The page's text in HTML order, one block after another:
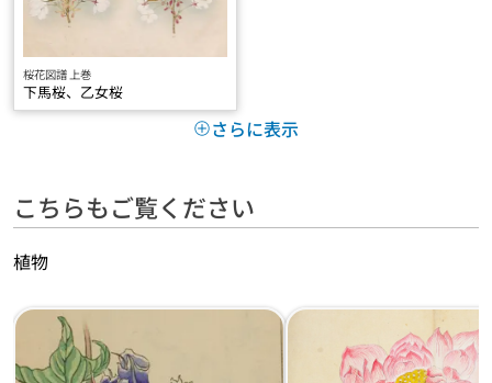
桜花図譜 上巻
下馬桜、乙女桜
さらに表示
こちらもご覧ください
植物